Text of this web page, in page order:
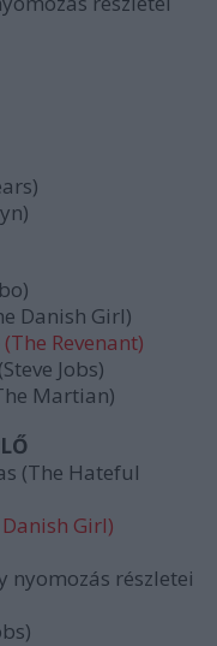
Danish Girl)
Revenant)
Jobs)
Martian)
(The Hateful
Girl)
nyomozás részletei